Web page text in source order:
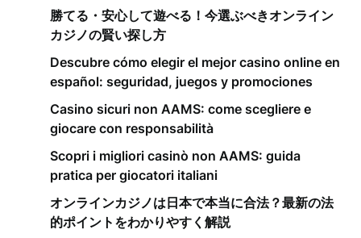
勝てる・安心して遊べる！今選ぶべきオンライン
カジノの賢い探し方
Descubre cómo elegir el mejor casino online en
español: seguridad, juegos y promociones
Casino sicuri non AAMS: come scegliere e
giocare con responsabilità
Scopri i migliori casinò non AAMS: guida
pratica per giocatori italiani
オンラインカジノは日本で本当に合法？最新の法
的ポイントをわかりやすく解説